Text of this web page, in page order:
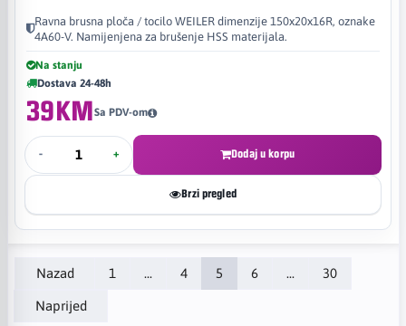
Ravna brusna ploča / tocilo WEILER dimenzije 150x20x16R, oznake
4A60-V. Namijenjena za brušenje HSS materijala.
Na stanju
Dostava 24-48h
39KMSa PDV-om
- + Dodaj u korpu
Brzi pregled
Nazad 1 ... 4 5 6 ... 30
Naprijed